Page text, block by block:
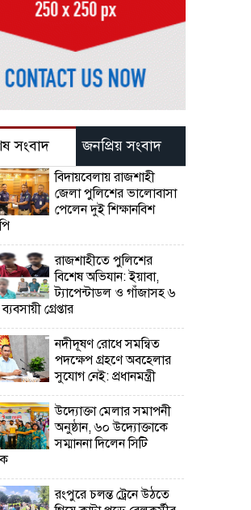
সংবাদ জনপ্রিয় সংবাদ
বিদায়বেলায় রাজশাহী
জেলা পুলিশের ভালোবাসা
পেলেন দুই শিক্ষানবিশ
রাজশাহীতে পুলিশের
বিশেষ অভিযান: ইয়াবা,
ট্যাপেন্টাডল ও গাঁজাসহ ৬
গ্রেপ্তার
নদীদূষণ রোধে সমন্বিত
পদক্ষেপ গ্রহণে অবহেলার
সুযোগ নেই: প্রধানমন্ত্রী
উদ্যোক্তা মেলার সমাপনী
অনুষ্ঠান, ৬০ উদ্যোক্তাকে
সম্মাননা দিলেন সিটি
রংপুরে চলন্ত ট্রেনে উঠতে